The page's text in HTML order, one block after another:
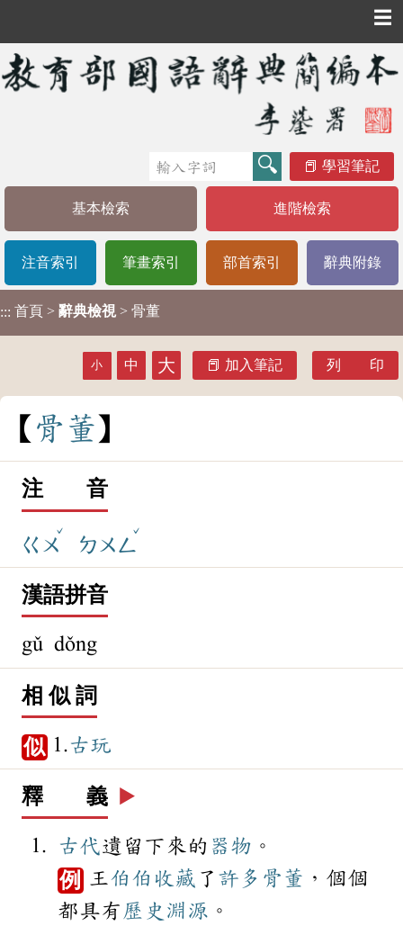
☰
學習筆記
基本檢索 進階檢索
注音索引 筆畫索引 部首索引 辭典附錄
::: 首頁 > 辭典檢視 > 骨董
小 中 大 加入筆記 列 印
骨 董
注 音
ㄍㄨ
ˇ
ㄉㄨㄥ
ˇ
漢語拼音
gǔ dǒng
相 似 詞
似 1.古玩
釋 義 ▶️
古代遺留下來的 器物 。
例 王伯伯 收藏 了 許多 骨董 ，個個
都具有 歷史 淵源 。